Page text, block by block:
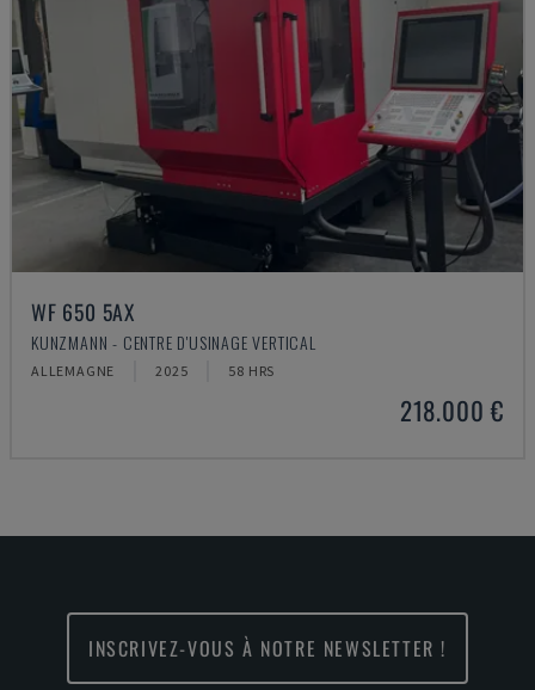
WF 650 5AX
KUNZMANN - CENTRE D'USINAGE VERTICAL
ALLEMAGNE 2025 58 HRS
218.000 €
INSCRIVEZ-VOUS À NOTRE NEWSLETTER !